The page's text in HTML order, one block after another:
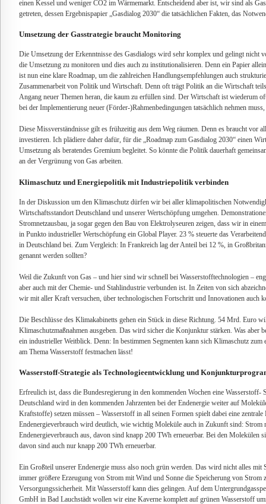
einen Kessel und weniger CO2 im Wärmemarkt. Entscheidend aber ist, wir sind als
getreten, dessen Ergebnispapier „Gasdialog 2030“ die tatsächlichen Fakten, das
Umsetzung der Gasstrategie braucht Monitoring
Die Umsetzung der Erkenntnisse des Gasdialogs wird sehr komplex und gelingt nicht
die Umsetzung zu monitoren und dies auch zu institutionalisieren. Denn ein Papier
ist nun eine klare Roadmap, um die zahlreichen Handlungsempfehlungen auch
Zusammenarbeit von Politik und Wirtschaft. Denn oft trägt Politik an die Wirtschaft
Angang neuer Themen heran, die kaum zu erfüllen sind. Der Wirtschaft ist wiederum
bei der Implementierung neuer (Förder-)Rahmenbedingungen tatsächlich nehmen
Diese Missverständnisse gilt es frühzeitig aus dem Weg räumen. Denn es braucht vor
investieren. Ich plädiere daher dafür, für die „Roadmap zum Gasdialog 2030“ einen
Umsetzung als beratendes Gremium begleitet. So könnte die Politik dauerhaft
an der Vergrünung von Gas arbeiten.
Klimaschutz und Energiepolitik mit Industriepolitik verbinden
In der Diskussion um den Klimaschutz dürfen wir bei aller klimapolitischen
Wirtschaftsstandort Deutschland und unserer Wertschöpfung umgehen.
Stromnetzausbau, ja sogar gegen den Bau von Elektrolyseuren zeigen, dass wir in
in Punkto industrieller Wertschöpfung ein Global Player. 23 % steuerte das
in Deutschland bei. Zum Vergleich: In Frankreich lag der Anteil bei 12 %, in
genannt werden sollten?
Weil die Zukunft von Gas – und hier sind wir schnell bei Wasserstofftechnologien –
aber auch mit der Chemie- und Stahlindustrie verbunden ist. In Zeiten von sich
wir mit aller Kraft versuchen, über technologischen Fortschritt und Innovationen auch
Die Beschlüsse des Klimakabinetts gehen ein Stück in diese Richtung. 54 Mrd. Euro
Klimaschutzmaßnahmen ausgeben. Das wird sicher die Konjunktur stärken. Was aber
ein industrieller Weitblick. Denn: In bestimmen Segmenten kann sich Klimaschutz
am Thema Wasserstoff festmachen lässt!
Wasserstoff-Strategie als Technologieentwicklung und
Erfreulich ist, dass die Bundesregierung in den kommenden Wochen eine Wasserstoff-
Deutschland wird in den kommenden Jahrzenten bei der Endenergie weiter auf
Kraftstoffe) setzen müssen – Wasserstoff in all seinen Formen spielt dabei eine
Endenergieverbrauch wird deutlich, wie wichtig Moleküle auch in Zukunft sind: Strom
Endenergieverbrauch aus, davon sind knapp 200 TWh erneuerbar. Bei den Molekülen
davon sind auch nur knapp 200 TWh erneuerbar.
Ein Großteil unserer Endenergie muss also noch grün werden. Das wird nicht alles mit
immer größere Erzeugung von Strom mit Wind und Sonne die Speicherung von Strom
Versorgungssicherheit. Mit Wasserstoff kann dies gelingen. Auf dem
GmbH in Bad Lauchstädt wollen wir eine Kaverne komplett auf grünen Wasserstoff